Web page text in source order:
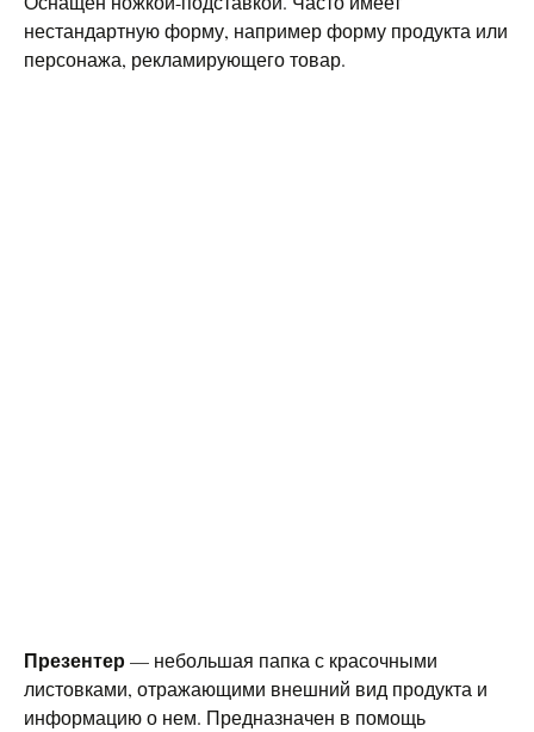
нестандартную форму, например форму продукта или
персонажа, рекламирующего товар.
Презентер — небольшая папка с красочными
листовками, отражающими внешний вид продукта и
информацию о нем. Предназначен в помощь